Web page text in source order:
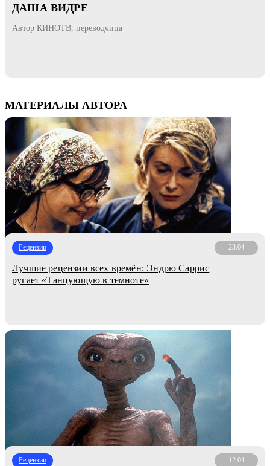
ДАША ВИДРЕ
Автор КИНОТВ, переводчица
МАТЕРИАЛЫ АВТОРА
Рецензии 23.04
Лучшие рецензии всех времён: Эндрю Саррис
ругает «Танцующую в темноте»
Рецензии 12.04